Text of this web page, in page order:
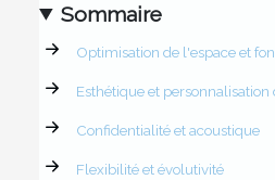
Sommaire
Optimisation de l'espace et
Esthétique et personnalisation
Confidentialité et acoustique
Flexibilité et évolutivité